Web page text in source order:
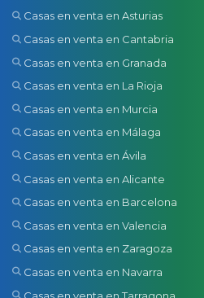
Casas en venta en Asturias
Casas en venta en Cantabria
Casas en venta en Granada
Casas en venta en La Rioja
Casas en venta en Murcia
Casas en venta en Málaga
Casas en venta en Ávila
Casas en venta en Alicante
Casas en venta en Barcelona
Casas en venta en Valencia
Casas en venta en Zaragoza
Casas en venta en Navarra
Casas en venta en Tarragona